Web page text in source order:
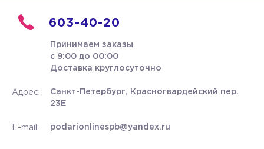
603-40-20
Принимаем заказы
с 9:00 до 00:00
Доставка круглосуточно
Адрес:
Санкт-Петербург, Красногвардейский пер.
23Е
E-mail: podarionlinespb@yandex.ru